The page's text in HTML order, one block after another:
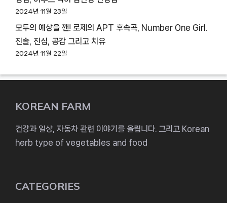
2024년 11월 23일
모두의 예상을 깬! 로제의 APT 후속곡, Number One Girl.
진솔, 진심, 공감 그리고 치유
2024년 11월 22일
KOREAN FARM
건강과 일상, 자동차 관련 이야기를 올립니다. 그리고 Korean
herb type of vegetables and food
CATEGORIES